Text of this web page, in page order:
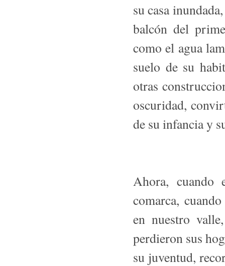
su casa
balcón del
como el agua
suelo de su
otras
oscuridad,
de su infancia y
Ahora, cuando
comarca,
en nuestro
perdie­ron sus
su juventud,